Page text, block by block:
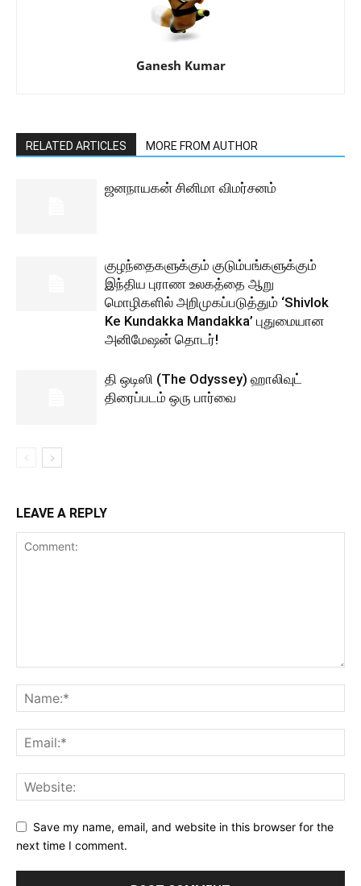
Ganesh Kumar
RELATED ARTICLES MORE FROM AUTHOR
ஜனநாயகன் சினிமா விமர்சனம்
குழந்தைகளுக்கும் குடும்பங்களுக்கும்
இந்திய புராண உலகத்தை ஆறு
மொழிகளில் அறிமுகப்படுத்தும் ‘Shivlok
Ke Kundakka Mandakka’ புதுமையான
அனிமேஷன் தொடர்!
தி ஒடிஸி (The Odyssey) ஹாலிவுட்
திரைப்படம் ஒரு பார்வை
LEAVE A REPLY
Save my name, email, and website in this browser for the
next time I comment.